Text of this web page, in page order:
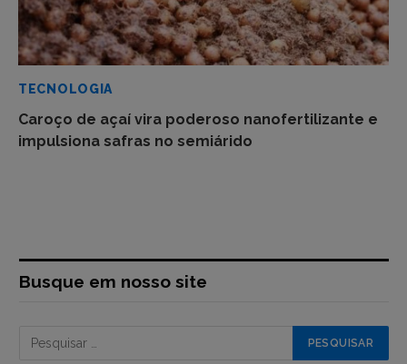
TECNOLOGIA
Caroço de açaí vira poderoso nanofertilizante e
impulsiona safras no semiárido
Busque em nosso site